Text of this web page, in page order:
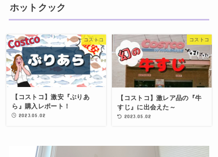
ホットクック
コストコ
【コストコ】激安『ぶりあ
ら』購入レポート！
2023.05.02
コストコ
【コストコ】激レア品の『牛
すじ』に出会えた～
2023.05.02